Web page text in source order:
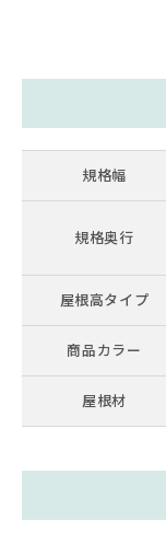
規格幅
規格奥行
屋根高タイプ
商品カラー
屋根材